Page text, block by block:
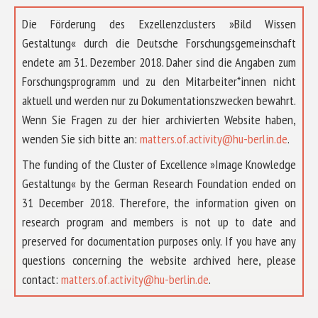
Die Förderung des Exzellenzclusters »Bild Wissen
Gestaltung« durch die Deutsche Forschungsgemeinschaft
endete am 31. Dezember 2018. Daher sind die Angaben zum
Forschungsprogramm und zu den Mitarbeiter*innen nicht
aktuell und werden nur zu Dokumentationszwecken bewahrt.
Wenn Sie Fragen zu der hier archivierten Website haben,
wenden Sie sich bitte an: matters.of.activity@hu-berlin.de.
The funding of the Cluster of Excellence »Image Knowledge
Gestaltung« by the German Research Foundation ended on
31 December 2018. Therefore, the information given on
research program and members is not up to date and
preserved for documentation purposes only. If you have any
questions concerning the website archived here, please
contact: matters.of.activity@hu-berlin.de.